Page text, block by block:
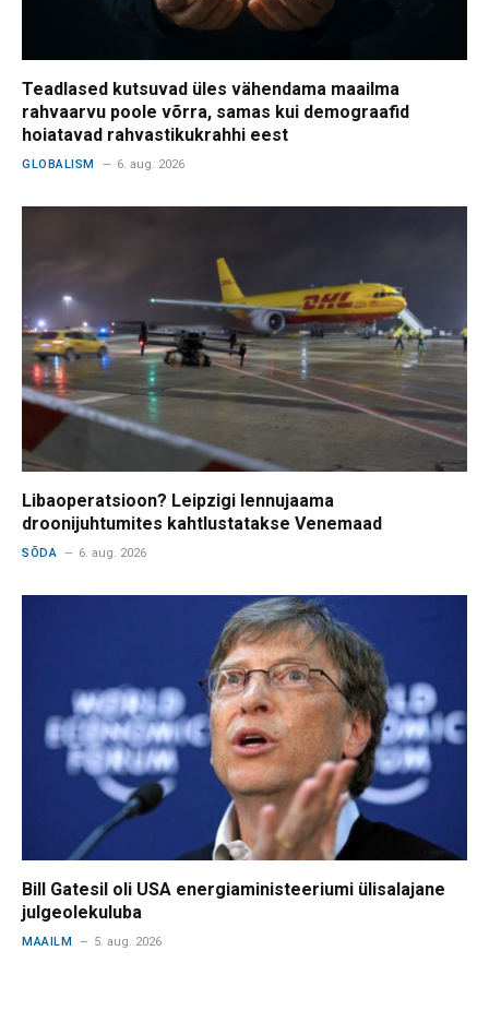
Teadlased kutsuvad üles vähendama maailma
rahvaarvu poole võrra, samas kui demograafid
hoiatavad rahvastikukrahhi eest
GLOBALISM 6. aug. 2026
Libaoperatsioon? Leipzigi lennujaama
droonijuhtumites kahtlustatakse Venemaad
SÕDA 6. aug. 2026
Bill Gatesil oli USA energiaministeeriumi ülisalajane
julgeolekuluba
MAAILM 5. aug. 2026